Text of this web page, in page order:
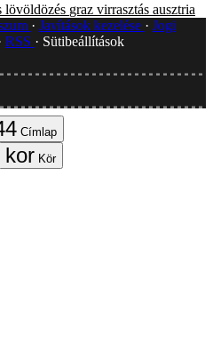
lövöldözés graz virrasztás ausztria
Javítások kezelése
Jogi
RSS
Sütibeállítások
Címlap
Kör